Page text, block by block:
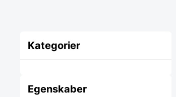
Kategorier
Egenskaber